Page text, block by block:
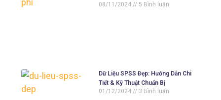
08/11/2024
5 Bình luận
Dữ Liệu SPSS Đẹp: Hướng Dẫn Chi
Tiết & Kỹ Thuật Chuẩn Bị
01/12/2024
3 Bình luận